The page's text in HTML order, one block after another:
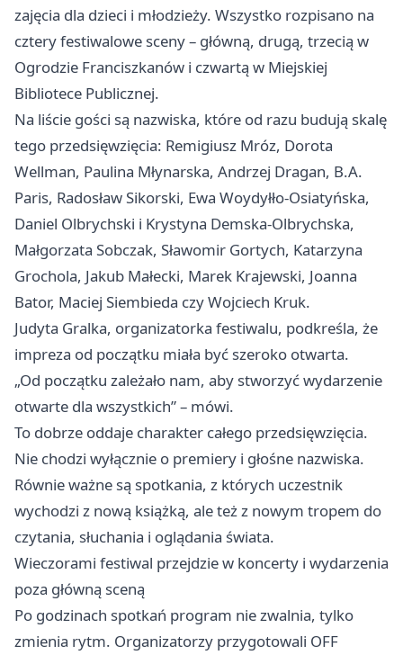
zajęcia dla dzieci i młodzieży. Wszystko rozpisano na
cztery festiwalowe sceny – główną, drugą, trzecią w
Ogrodzie Franciszkanów i czwartą w Miejskiej
Bibliotece Publicznej.
Na liście gości są nazwiska, które od razu budują skalę
tego przedsięwzięcia: Remigiusz Mróz, Dorota
Wellman, Paulina Młynarska, Andrzej Dragan, B.A.
Paris, Radosław Sikorski, Ewa Woydyłło-Osiatyńska,
Daniel Olbrychski i Krystyna Demska-Olbrychska,
Małgorzata Sobczak, Sławomir Gortych, Katarzyna
Grochola, Jakub Małecki, Marek Krajewski, Joanna
Bator, Maciej Siembieda czy Wojciech Kruk.
Judyta Gralka, organizatorka festiwalu, podkreśla, że
impreza od początku miała być szeroko otwarta.
„Od początku zależało nam, aby stworzyć wydarzenie
otwarte dla wszystkich” – mówi.
To dobrze oddaje charakter całego przedsięwzięcia.
Nie chodzi wyłącznie o premiery i głośne nazwiska.
Równie ważne są spotkania, z których uczestnik
wychodzi z nową książką, ale też z nowym tropem do
czytania, słuchania i oglądania świata.
Wieczorami festiwal przejdzie w koncerty i wydarzenia
poza główną sceną
Po godzinach spotkań program nie zwalnia, tylko
zmienia rytm. Organizatorzy przygotowali OFF